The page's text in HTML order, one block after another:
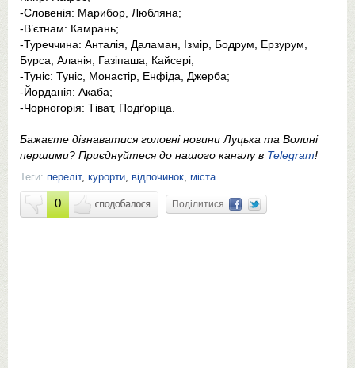
-Словенія: Марибор, Любляна;
-В’єтнам: Камрань;
-Туреччина: Анталія, Даламан, Ізмір, Бодрум, Ерзурум,
Бурса, Аланія, Газіпаша, Кайсері;
-Туніс: Туніс, Монастір, Енфіда, Джерба;
-Йорданія: Акаба;
-Чорногорія: Тіват, Подґоріца.
Бажаєте дізнаватися головні новини Луцька та Волині
першими? Приєднуйтеся до нашого каналу в Telegram!
Теги: переліт, курорти, відпочинок, міста
0 Поділитися